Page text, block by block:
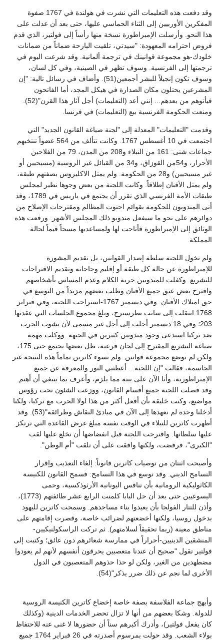
وقد دفعت هذه التعليمات التي نشرت في هولندة في 1767 صفوة
المفكرين الأوربيين إلى الثناء الحماسي عليها، حتى بعد أن عدلت على
هذا النحو. وأرسلت الإمبراطورة نسخة منها رأساً إلى فولتير، الذي قدم
فروض احترامه المعهودة: "سيدتي، تلقيت البارحة ضماناً من ضمانات
خلودك-هو مجموعة قوانينك في ترجمة ألمانية. وقد شرعت اليوم في
ترجمتها إلى الفرنسية. وسوف تظهر في الصينية، وفي كل لسان،
وسوف تكون إنجيلاً للبشر أجمعين(51). وأضاف في رسائل تالية: "إن
المشرعين يحتلون مكان الصدارة في هيكل المجد، أما الفاتحون
فيأتوهم من بعدهم... إنني أعد (التعليمات) أجل آثار هذا القرن"(52).
ومنعت الحكومة الفرنسية بيع (التعليمات) في فرنسا.
وقدمت "التعليمات" المعدلة إلى "لجنة صياغة القانون الجديد" التي
اجتمعت في 10 أغسطس 1767. وكانت تتألف من 564 عضواً تنتخبهم
جماعات شتى: 161 من النبلاء و208 من المدن، 79 من الفلاحين
الأحرار، و54من القوزاق، و34 من القبائل غير الروسية (مسيحيين أو
غير مسيحيين) و28 من الحكومة. ولم يمثل الاكليروس بصفتهم طبقة،
ولم يمثل الأقنان إطلاقاً. وكانت اللجنة من بعض وجوها نظير لمجلس
طبقات الأمة الفرنسي الذي تقرر أن يجتمع في باريس في 1789، وقد
أتى المندوبون للحكومة بقوائم احتوت المظالم ومقترحات الإصلاح من
دوائرهم على نحو ما سيفعل مندوبو ذلك المجلس الأشهر. ورفعت هذه
الوثائق إلى الإمبراطورة فأتاحت لها ولمساعديها مسحاً قيماً لحالة
المملكة.
ولم تخول اللجنة سلطة إصدار القوانين، بل تقديم المشورة
للإمبراطورة عن حالة كل طبقة أو إقليم وحاجاته وتقديم الاقتراحات
للتشريع. وكفلت للمندوبين حرية الكلام وعدم المساس بأشخاصهم.
واقترح بعض عتق جميع الأقنان وطلب بعضهم مزيداً من التوسع في
حق امتلاك الأقنان. وفي ديسمبر 1767-استراحت اللجنة، وفي فبراير
1768 انتقلت إلى سانت بطرسبرج، وبلغ مجموع الجلسات التي عقدتها
203؛ وفي 18 ديسمبر أجلت إلى أجل غير مسمى لأن نشوب الحرب
ضد تركيا استدعى وجود مندوبين كثيرين في الجبهة. ووكلت مهمة
صياغة التشريع المقترح إلى لجان فرعية، ظل بعضها يجتمع حتى 175،
ولكن لم توضع مجموعة قوانين. ولم تسوء كاترين تماماً هذه النتيجة غير
الحاسمة، فقالت "إن اللجنة... أعطتني النور والمعرفة عن جميع
الإمبراطورية، وأنا الآن على بينة مما يلزم، وأعرف بما ينبغي أن أهتم.
وقد فصلت اللجنة جميع أقسام القانون، ووزعت الشئون تحت رؤوس
مواضيع، وكنت خليقة بأن أفعل أكثر من هذا لولا الحرب مع تركيا، ولكنا
أدخلنا وحدة لم نعهدها إلى الآن في مبادئ النقاش وطرائقه"(53). وقد
أظهرت كاترين للنبلاء في الوقت نفسه مبلغ عرض القاعدة التي ترتكز
عليها سلطاتها. واقترحت اللجنة قبل انفضاضها أن تخلع عليها لقب
"الكبرى"، فرفضت، ولكنها وافقت على أن تلقب "أم الوطن".
وأصبحت اثنتان من توصيات كاترين قانوناً: إلغاء التعذيب وإقرار
التسامح الديني. وقد توسع في هذا التسامح: فسمح القانون للكنيسة
الكاثوليكية الرومانية بأن تنافس اليونانية الأرثوذكسية، وحمى
اليسوعيين حتى بعد أن حل البابا كلمنت الرابع عشر طائفتهم (1773)،
وأذن للتتار الفولجا بأن يعيدوا بناء مساجدهم. وسمحت كاترين لليهود
بدخول روسيا، ولكنها أخضعتهم لضرائب خاصة، وقصرت إقامتهم على
مناطق معينة (ربما تحقيقاً لسلامتهم). ثم تركت الراسكولنيكيين-
المنشقين الدينيين-أحراراً في ممارسة شعائرهم دون عائق؛ وكتبت إلى
فولتير تقول "صحيح أن عندنا متعصبين يحرقون أنفسهم لأنهم لم يعودوا
مضطهدين من الغير، ولكن لو حذا حذوهم المتعصبون في الدول
الأخرى لما نجم عن ذلك ضرر يذكر"(54).
وأبهج جماعة الفلاسفة بصفة خاصة إخضاع كاترين الكنيسة الروسية
للدولة. وشكا بعضهم من أنها لا تزال تحضر الخدمات الدينية (وكذلك
كان يفعل فولتير)، وأدرك أكبرهم سناً أن حضورها لا غنى عنه للاحتفاظ
بولاء الشعب. وقد حولت بمرسوم أصدرته في 26 فبراير 1764 جميع